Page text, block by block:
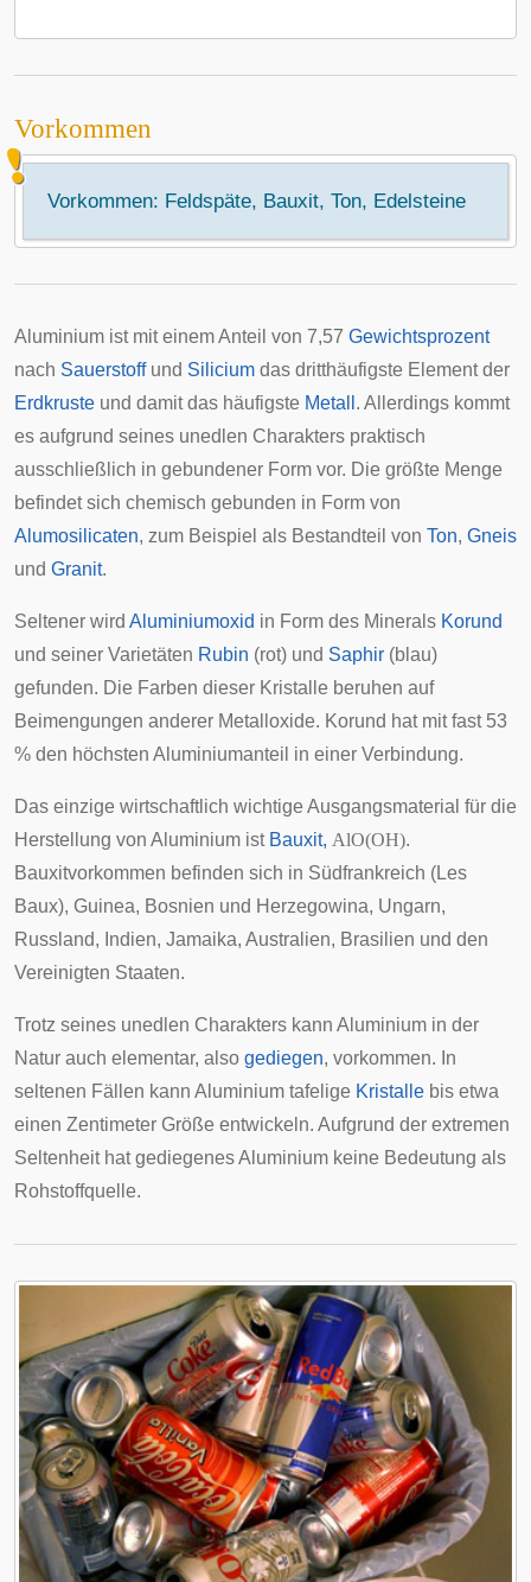
Vorkommen
Vorkommen: Feldspäte, Bauxit, Ton, Edelsteine
Aluminium ist mit einem Anteil von 7,57 Gewichtsprozent
nach Sauerstoffund Silicium das dritthäufigste Element der
Erdkruste und damit das häufigste Metall . Allerdings kommt
es aufgrund seines unedlen Charakters praktisch
ausschließlich in gebundener Form vor. Die größte Menge
befindet sich chemisch gebunden in Form von
Alumosilicaten, zum Beispiel als Bestandteil von Ton, Gneis
und Granit.
Seltener wird Aluminiumoxid in Form des Minerals Korund
und seiner Varietäten Rubin (rot) und Saphir (blau)
gefunden. Die Farben dieser Kristalle beruhen auf
Beimengungen anderer Metalloxide. Korund hat mit fast 53
% den höchsten Aluminiumanteil in einer Verbindung.
Das einzige wirtschaftlich wichtige Ausgangsmaterial für die
Herstellung von Aluminium ist Bauxit, AlO(OH).
Bauxitvorkommen befinden sich in Südfrankreich (Les
Baux), Guinea, Bosnien und Herzegowina, Ungarn,
Russland, Indien, Jamaika, Australien, Brasilien und den
Vereinigten Staaten.
Trotz seines unedlen Charakters kann Aluminium in der
Natur auch elementar, also gediegen, vorkommen. In
seltenen Fällen kann Aluminium tafelige Kristalle bis etwa
einen Zentimeter Größe entwickeln. Aufgrund der extremen
Seltenheit hat gediegenes Aluminium keine Bedeutung als
Rohstoffquelle.